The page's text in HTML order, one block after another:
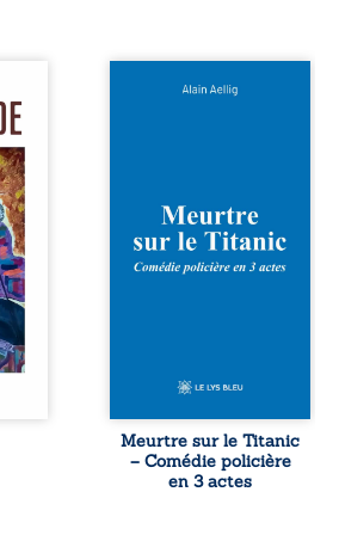
la
la
Et si le naufrage
en 1912, un
meurtre est
commis. Le drame
disparaît avec le
tard, la
l’épave fait
resurgir un secret
que l’on croyait
perdu. Dans un
Meurtre sur le Titanic
– Comédie policière
en 3 actes